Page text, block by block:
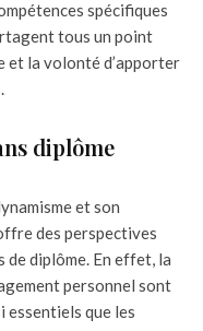
spécifiques
tous un point
et la volonté d’apporter
diplôme
et son
des perspectives
de diplôme. En effet, la
personnel sont
essentiels que les